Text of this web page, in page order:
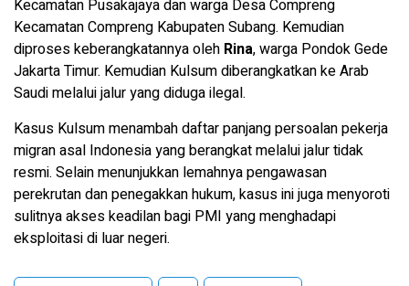
Kecamatan Pusakajaya dan warga Desa Compreng
Kecamatan Compreng Kabupaten Subang. Kemudian
diproses keberangkatannya oleh Rina, warga Pondok Gede
Jakarta Timur. Kemudian Kulsum diberangkatkan ke Arab
Saudi melalui jalur yang diduga ilegal.
Kasus Kulsum menambah daftar panjang persoalan pekerja
migran asal Indonesia yang berangkat melalui jalur tidak
resmi. Selain menunjukkan lemahnya pengawasan
perekrutan dan penegakkan hukum, kasus ini juga menyoroti
sulitnya akses keadilan bagi PMI yang menghadapi
eksploitasi di luar negeri.